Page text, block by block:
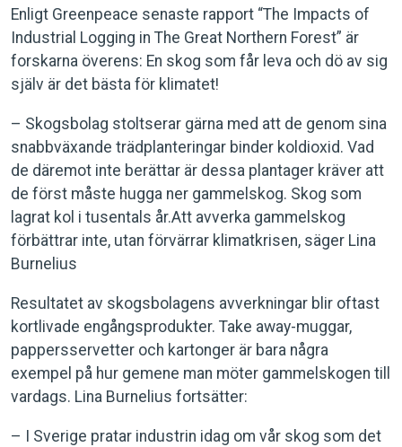
Enligt Greenpeace senaste rapport “The Impacts of
Industrial Logging in The Great Northern Forest” är
forskarna överens: En skog som får leva och dö av sig
själv är det bästa för klimatet!
– Skogsbolag stoltserar gärna med att de genom sina
snabbväxande trädplanteringar binder koldioxid. Vad
de däremot inte berättar är dessa plantager kräver att
de först måste hugga ner gammelskog. Skog som
lagrat kol i tusentals år.Att avverka gammelskog
förbättrar inte, utan förvärrar klimatkrisen, säger Lina
Burnelius
Resultatet av skogsbolagens avverkningar blir oftast
kortlivade engångsprodukter. Take away-muggar,
pappersservetter och kartonger är bara några
exempel på hur gemene man möter gammelskogen till
vardags. Lina Burnelius fortsätter:
– I Sverige pratar industrin idag om vår skog som det